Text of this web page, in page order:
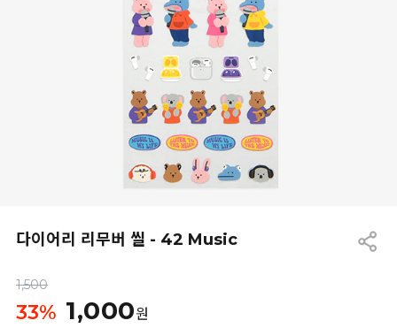
다이어리 리무버 씰 - 42 Music
1,500
33% 1,000원